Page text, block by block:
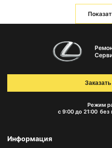
Режим
с 9:00 до 21:00 без
Информация